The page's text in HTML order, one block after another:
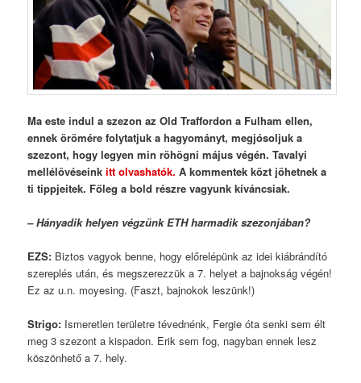
Ma este indul a szezon az Old Traffordon a Fulham ellen,
ennek örömére folytatjuk a hagyományt, megjósoljuk a
szezont, hogy legyen min röhögni május végén. Tavalyi
mellélövéseinkitt olvashatók. A kommentek közt jöhetnek a
ti tippjeitek. Főleg a bold részre vagyunk kíváncsiak.
– Hányadik helyen végzünk ETH harmadik szezonjában?
EZS: Biztos vagyok benne, hogy előrelépünk az idei kiábrándító
szereplés után, és megszerezzük a 7. helyet a bajnokság végén!
Ez az u.n. moyesing. (Faszt, bajnokok leszünk!)
Strigo: Ismeretlen területre tévednénk, Fergie óta senki sem élt
meg 3 szezont a kispadon. Erik sem fog, nagyban ennek lesz
köszönhető a 7. hely.